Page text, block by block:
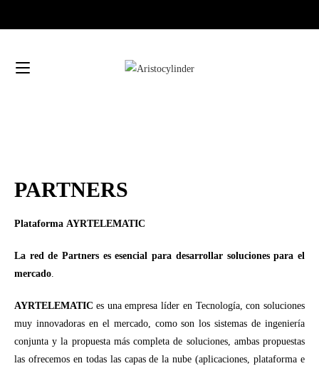
PARTNERS
Plataforma AYRTELEMATIC
La red de Partners es esencial para desarrollar soluciones para el
mercado.
AYRTELEMATIC es una empresa líder en Tecnología, con soluciones
muy innovadoras en el mercado, como son los sistemas de ingeniería
conjunta y la propuesta más completa de soluciones, ambas propuestas
las ofrecemos en todas las capas de la nube (aplicaciones, plataforma e